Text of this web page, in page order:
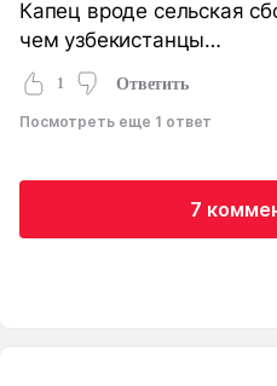
Капец вроде сельская
чем узбекистанцы…
1 Ответить
Посмотреть еще 1 ответ
7